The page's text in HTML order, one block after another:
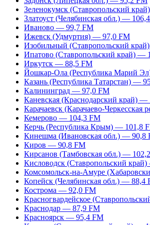
Зеленокумск (Ставропольский
Златоуст (Челябинская обл.) —
Иваново — 99,7 FM
Ижевск (Удмуртия) — 97,0 FM
Изобильный (Ставропольский
Ипатово (Ставропольский край) —
Иркутск — 88,5 FM
Йошкар-Ола (Республика Марий
Казань (Республика Татарстан) —
Калининград — 97,0 FM
Каневская (Краснодарский край) —
Карачаевск (Карачаево-
Кемерово — 104,3 FM
Керчь (Республика Крым) — 101,8
Кинешма (Ивановская обл.) — 90,8
Киров — 90,8 FM
Кирсанов (Тамбовская обл.) —
Кисловодск (Ставропольский
Комсомольск-на-Амуре
Копейск (Челябинская обл.) — 88,4
Кострома — 92,0 FM
Красногвардейское
Краснодар — 87,9 FM
Красноярск — 95,4 FM